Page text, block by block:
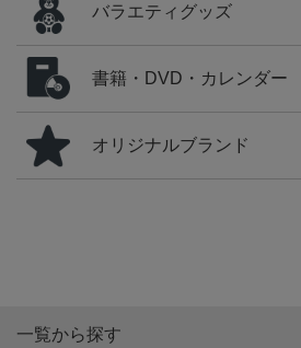
バラエティグッズ
書籍・DVD・カレンダー
オリジナルブランド
一覧から探す